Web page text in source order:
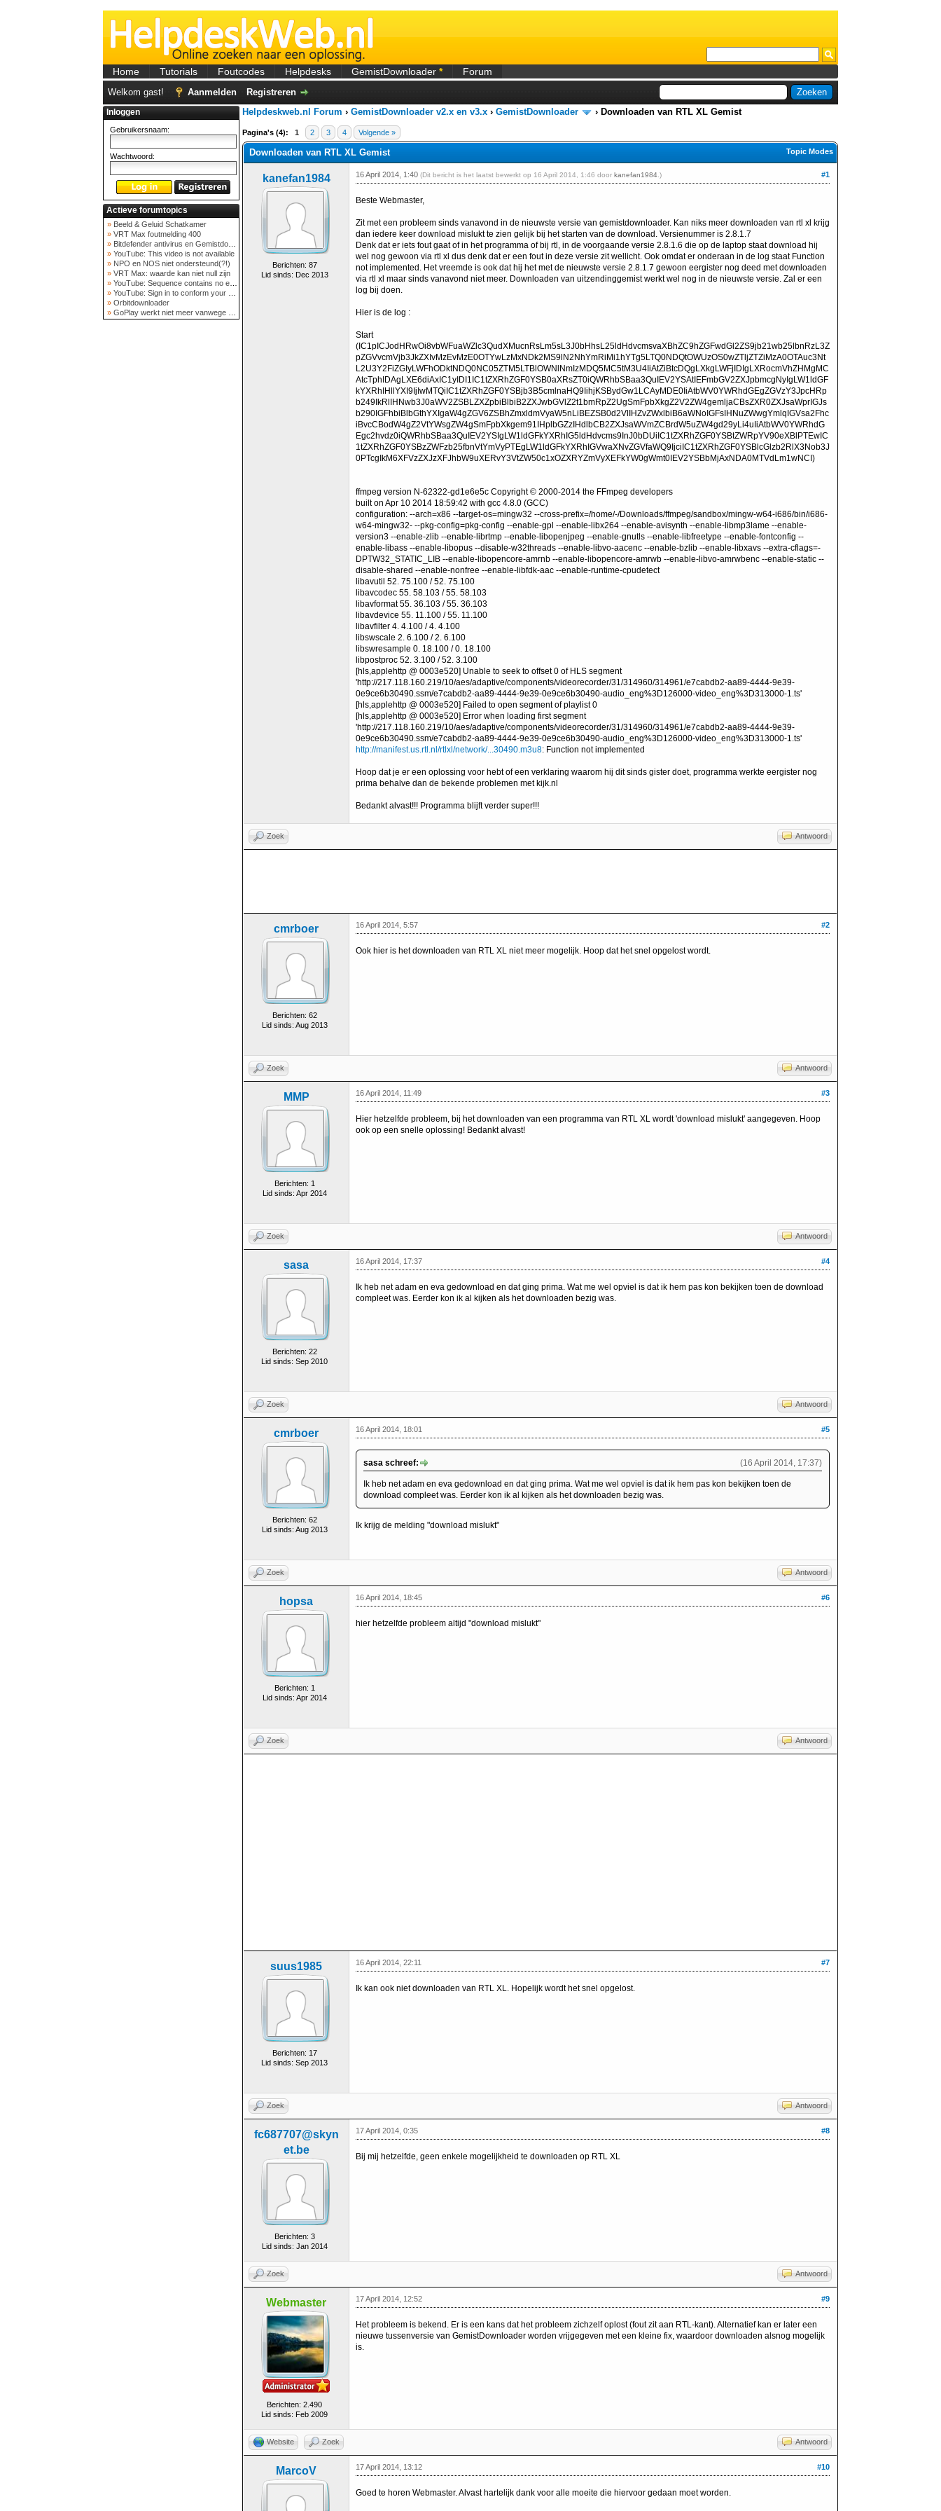
Home Tutorials Foutcodes Helpdesks GemistDownloader * Forum
Welkom gast! Aanmelden Registreren
Inloggen
Gebruikersnaam:
Wachtwoord:
Actieve forumtopics
» Beeld & Geluid Schatkamer
» VRT Max foutmelding 400
» Bitdefender antivirus en Gemistdowloader
» YouTube: This video is not available
» NPO en NOS niet ondersteund(?!)
» VRT Max: waarde kan niet null zijn
» YouTube: Sequence contains no elements
» YouTube: Sign in to conform your not a bot
» Orbitdownloader
» GoPlay werkt niet meer vanwege nieuwe webadres
Helpdeskweb.nl Forum › GemistDownloader v2.x en v3.x › GemistDownloader › Downloaden van RTL XL Gemist
Pagina's (4): 1 2 3 4 Volgende »
Topic Modes
Downloaden van RTL XL Gemist
kanefan1984
Berichten: 87
Lid sinds: Dec 2013
#1
16 April 2014, 1:40 (Dit bericht is het laatst bewerkt op 16 April 2014, 1:46 door kanefan1984 .)
Beste Webmaster,
Zit met een probleem sinds vanavond in de nieuwste versie van gemistdownloader. Kan niks meer downloaden van rtl xl krijg
dan iedere keer download mislukt te zien gelijk bij het starten van de download. Versienummer is 2.8.1.7
Denk dat er iets fout gaat of in het programma of bij rtl, in de voorgaande versie 2.8.1.6 die op de laptop staat download hij
wel nog gewoon via rtl xl dus denk dat er een fout in deze versie zit wellicht. Ook omdat er onderaan in de log staat Function
not implemented. Het vreemde is ook dat hij het met de nieuwste versie 2.8.1.7 gewoon eergister nog deed met downloaden
via rtl xl maar sinds vanavond niet meer. Downloaden van uitzendinggemist werkt wel nog in de nieuwste versie. Zal er een
log bij doen.
Hier is de log :
Start
(IC1pICJodHRwOi8vbWFuaWZlc3QudXMucnRsLm5sL3J0bHhsL25ldHdvcmsvaXBhZC9hZGFwdGl2ZS9jb21wb25lbnRzL3Z
pZGVvcmVjb3JkZXIvMzEvMzE0OTYwLzMxNDk2MS9lN2NhYmRiMi1hYTg5LTQ0NDQtOWUzOS0wZTljZTZiMzA0OTAuc3Nt
L2U3Y2FiZGIyLWFhODktNDQ0NC05ZTM5LTBlOWNlNmIzMDQ5MC5tM3U4IiAtZiBtcDQgLXkgLWFjIDIgLXRocmVhZHMgMC
AtcTphIDAgLXE6diAxIC1yIDI1IC1tZXRhZGF0YSB0aXRsZT0iQWRhbSBaa3QuIEV2YSAtIEFmbGV2ZXJpbmcgNyIgLW1ldGF
kYXRhIHllYXI9IjIwMTQiIC1tZXRhZGF0YSBjb3B5cmlnaHQ9IihjKSBydGw1LCAyMDE0IiAtbWV0YWRhdGEgZGVzY3JpcHRp
b249IkRlIHNwb3J0aWV2ZSBLZXZpbiBlbiB2ZXJwbGVlZ2t1bmRpZ2UgSmFpbXkgZ2V2ZW4gemljaCBsZXR0ZXJsaWprIGJs
b290IGFhbiBlbGthYXIgaW4gZGV6ZSBhZmxldmVyaW5nLiBEZSB0d2VlIHZvZWxlbiB6aWNoIGFsIHNuZWwgYmlqIGVsa2Fhc
iBvcCBodW4gZ2VtYWsgZW4gSmFpbXkgem91IHplbGZzIHdlbCB2ZXJsaWVmZCBrdW5uZW4gd29yLi4uIiAtbWV0YWRhdG
Egc2hvdz0iQWRhbSBaa3QuIEV2YSIgLW1ldGFkYXRhIG5ldHdvcms9InJ0bDUiIC1tZXRhZGF0YSBtZWRpYV90eXBlPTEwIC
1tZXRhZGF0YSBzZWFzb25fbnVtYmVyPTEgLW1ldGFkYXRhIGVwaXNvZGVfaWQ9IjciIC1tZXRhZGF0YSBlcGlzb2RlX3Nob3J
0PTcgIkM6XFVzZXJzXFJhbW9uXERvY3VtZW50c1xOZXRYZmVyXEFkYW0gWmt0IEV2YSBbMjAxNDA0MTVdLm1wNCI)
ffmpeg version N-62322-gd1e6e5c Copyright © 2000-2014 the FFmpeg developers
built on Apr 10 2014 18:59:42 with gcc 4.8.0 (GCC)
configuration: --arch=x86 --target-os=mingw32 --cross-prefix=/home/-/Downloads/ffmpeg/sandbox/mingw-w64-i686/bin/i686-
w64-mingw32- --pkg-config=pkg-config --enable-gpl --enable-libx264 --enable-avisynth --enable-libmp3lame --enable-
version3 --enable-zlib --enable-librtmp --enable-libopenjpeg --enable-gnutls --enable-libfreetype --enable-fontconfig --
enable-libass --enable-libopus --disable-w32threads --enable-libvo-aacenc --enable-bzlib --enable-libxavs --extra-cflags=-
DPTW32_STATIC_LIB --enable-libopencore-amrnb --enable-libopencore-amrwb --enable-libvo-amrwbenc --enable-static --
disable-shared --enable-nonfree --enable-libfdk-aac --enable-runtime-cpudetect
libavutil 52. 75.100 / 52. 75.100
libavcodec 55. 58.103 / 55. 58.103
libavformat 55. 36.103 / 55. 36.103
libavdevice 55. 11.100 / 55. 11.100
libavfilter 4. 4.100 / 4. 4.100
libswscale 2. 6.100 / 2. 6.100
libswresample 0. 18.100 / 0. 18.100
libpostproc 52. 3.100 / 52. 3.100
[hls,applehttp @ 0003e520] Unable to seek to offset 0 of HLS segment
'http://217.118.160.219/10/aes/adaptive/components/videorecorder/31/314960/314961/e7cabdb2-aa89-4444-9e39-
0e9ce6b30490.ssm/e7cabdb2-aa89-4444-9e39-0e9ce6b30490-audio_eng%3D126000-video_eng%3D313000-1.ts'
[hls,applehttp @ 0003e520] Failed to open segment of playlist 0
[hls,applehttp @ 0003e520] Error when loading first segment
'http://217.118.160.219/10/aes/adaptive/components/videorecorder/31/314960/314961/e7cabdb2-aa89-4444-9e39-
0e9ce6b30490.ssm/e7cabdb2-aa89-4444-9e39-0e9ce6b30490-audio_eng%3D126000-video_eng%3D313000-1.ts'
http://manifest.us.rtl.nl/rtlxl/network/...30490.m3u8: Function not implemented
Hoop dat je er een oplossing voor hebt of een verklaring waarom hij dit sinds gister doet, programma werkte eergister nog
prima behalve dan de bekende problemen met kijk.nl
Bedankt alvast!!! Programma blijft verder super!!!
Zoek Antwoord
cmrboer
Berichten: 62
Lid sinds: Aug 2013
#2
16 April 2014, 5:57
Ook hier is het downloaden van RTL XL niet meer mogelijk. Hoop dat het snel opgelost wordt.
Zoek Antwoord
MMP
Berichten: 1
Lid sinds: Apr 2014
#3
16 April 2014, 11:49
Hier hetzelfde probleem, bij het downloaden van een programma van RTL XL wordt 'download mislukt' aangegeven. Hoop
ook op een snelle oplossing! Bedankt alvast!
Zoek Antwoord
sasa
Berichten: 22
Lid sinds: Sep 2010
#4
16 April 2014, 17:37
Ik heb net adam en eva gedownload en dat ging prima. Wat me wel opviel is dat ik hem pas kon bekijken toen de download
compleet was. Eerder kon ik al kijken als het downloaden bezig was.
Zoek Antwoord
cmrboer
Berichten: 62
Lid sinds: Aug 2013
#5
16 April 2014, 18:01
(16 April 2014, 17:37)
sasa schreef:
Ik heb net adam en eva gedownload en dat ging prima. Wat me wel opviel is dat ik hem pas kon bekijken toen de
download compleet was. Eerder kon ik al kijken als het downloaden bezig was.
Ik krijg de melding "download mislukt"
Zoek Antwoord
hopsa
Berichten: 1
Lid sinds: Apr 2014
#6
16 April 2014, 18:45
hier hetzelfde probleem altijd "download mislukt"
Zoek Antwoord
suus1985
Berichten: 17
Lid sinds: Sep 2013
#7
16 April 2014, 22:11
Ik kan ook niet downloaden van RTL XL. Hopelijk wordt het snel opgelost.
Zoek Antwoord
fc687707@skyn
et.be
Berichten: 3
Lid sinds: Jan 2014
#8
17 April 2014, 0:35
Bij mij hetzelfde, geen enkele mogelijkheid te downloaden op RTL XL
Zoek Antwoord
Webmaster
Berichten: 2.490
Lid sinds: Feb 2009
#9
17 April 2014, 12:52
Het probleem is bekend. Er is een kans dat het probleem zichzelf oplost (fout zit aan RTL-kant). Alternatief kan er later een
nieuwe tussenversie van GemistDownloader worden vrijgegeven met een kleine fix, waardoor downloaden alsnog mogelijk
is.
Website Zoek Antwoord
MarcoV #10
17 April 2014, 13:12
Goed te horen Webmaster. Alvast hartelijk dank voor alle moeite die hiervoor gedaan moet worden.